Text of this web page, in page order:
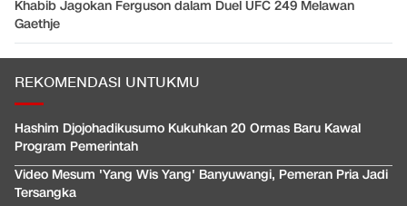
Khabib Jagokan Ferguson dalam Duel UFC 249 Melawan
Gaethje
REKOMENDASI UNTUKMU
Hashim Djojohadikusumo Kukuhkan 20 Ormas Baru Kawal
Program Pemerintah
Video Mesum 'Yang Wis Yang' Banyuwangi, Pemeran Pria Jadi
Tersangka